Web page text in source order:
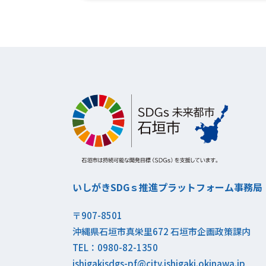
いしがきSDGｓ推進プラットフォーム事務局
〒907-8501
沖縄県石垣市真栄里672 石垣市企画政策課内
TEL：0980-82-1350
ishigakisdgs-pf@city.ishigaki.okinawa.jp